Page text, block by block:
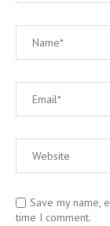
Save my name,
time I comment.